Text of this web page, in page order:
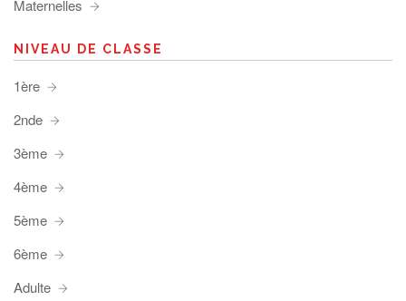
Maternelles
NIVEAU DE CLASSE
1ère
2nde
3ème
4ème
5ème
6ème
Adulte